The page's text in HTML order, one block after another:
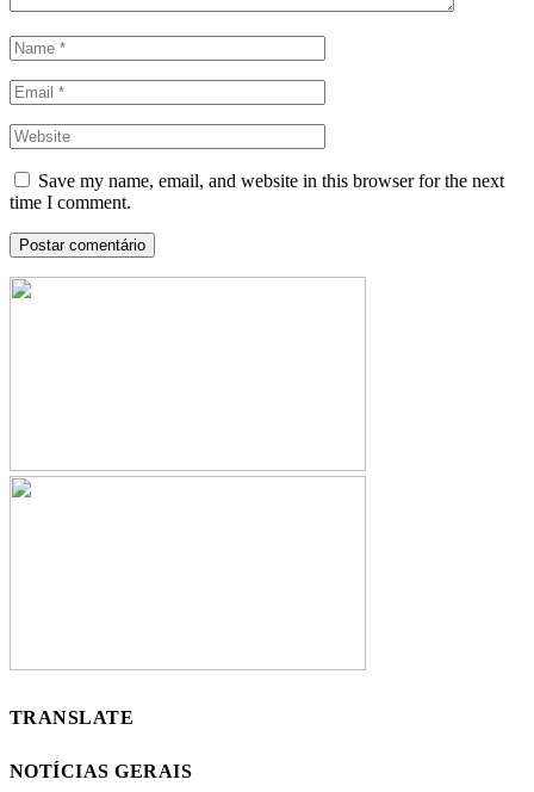
Save my name, email, and website in this browser for the next
time I comment.
TRANSLATE
NOTÍCIAS GERAIS